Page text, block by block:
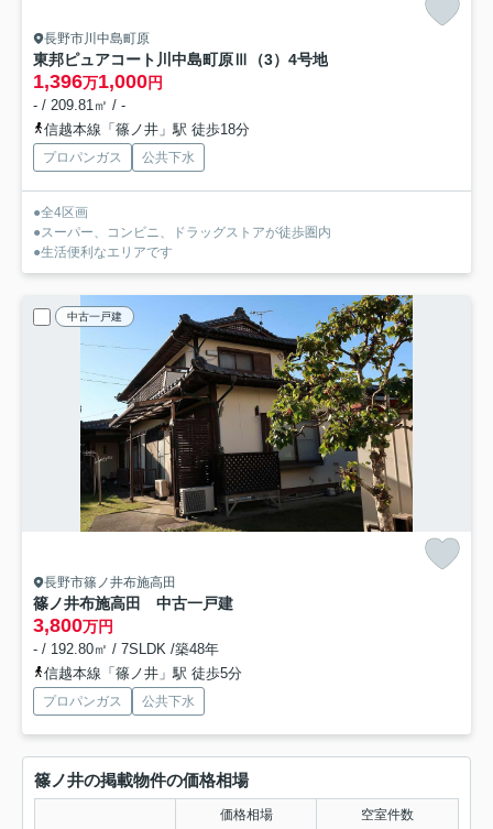
長野市川中島町原
東邦ピュアコート川中島町原Ⅲ（3） 4号地
1,396万1,000円
- / 209.81㎡ / -
信越本線「篠ノ井」駅 徒歩18分
プロパンガス 公共下水
●全4区画
●スーパー、コンビニ、ドラッグストアが徒歩圏内
●生活便利なエリアです
中古一戸建
長野市篠ノ井布施高田
篠ノ井布施高田 中古一戸建
3,800万円
- / 192.80㎡ / 7SLDK /築48年
信越本線「篠ノ井」駅 徒歩5分
プロパンガス 公共下水
篠ノ井の掲載物件の価格相場
価格相場 空室件数